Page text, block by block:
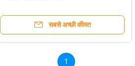
सबसे अच्छी कीमत
1